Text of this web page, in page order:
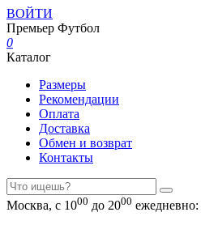
ВОЙТИ
Премьер Футбол
0
Каталог
Размеры
Рекомендации
Оплата
Доставка
Обмен и возврат
Контакты
Москва, с 1000 до 2000 ежедневно: